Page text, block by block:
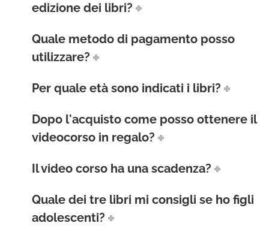
edizione dei libri?
Quale metodo di pagamento posso
utilizzare?
Per quale età sono indicati i libri?
Dopo l'acquisto come posso ottenere il
videocorso in regalo?
Il video corso ha una scadenza?
Quale dei tre libri mi consigli se ho figli
adolescenti?